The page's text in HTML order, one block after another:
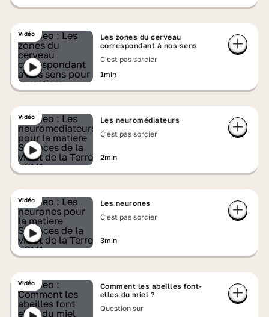
Vidéo
Les zones du cerveau
correspondant à nos sens
C'est pas sorcier
1min
Vidéo
Les neuromédiateurs
C'est pas sorcier
2min
Vidéo
Les neurones
C'est pas sorcier
3min
Vidéo
Comment les abeilles font-
elles du miel ?
Question sur